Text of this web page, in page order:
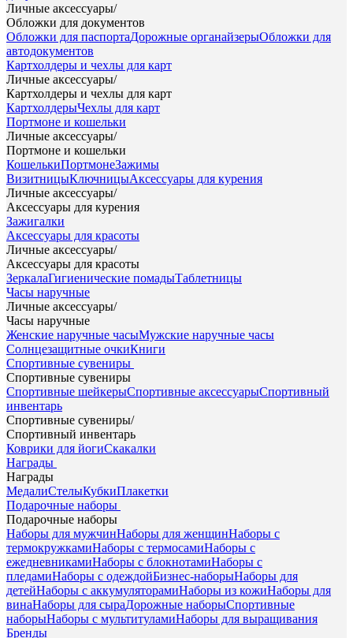
Личные аксессуары/
Обложки для документов
Обложки для паспортаДорожные органайзерыОбложки для
автодокументов
Картхолдеры и чехлы для карт
Личные аксессуары/
Картхолдеры и чехлы для карт
КартхолдерыЧехлы для карт
Портмоне и кошельки
Личные аксессуары/
Портмоне и кошельки
КошелькиПортмонеЗажимы
ВизитницыКлючницыАксессуары для курения
Личные аксессуары/
Аксессуары для курения
Зажигалки
Аксессуары для красоты
Личные аксессуары/
Аксессуары для красоты
ЗеркалаГигиенические помадыТаблетницы
Часы наручные
Личные аксессуары/
Часы наручные
Женские наручные часыМужские наручные часы
Солнцезащитные очкиКниги
Спортивные сувениры
Спортивные сувениры
Спортивные шейкерыСпортивные аксессуарыСпортивный
инвентарь
Спортивные сувениры/
Спортивный инвентарь
Коврики для йогиСкакалки
Награды
Награды
МедалиСтелыКубкиПлакетки
Подарочные наборы
Подарочные наборы
Наборы для мужчинНаборы для женщинНаборы с
термокружкамиНаборы с термосамиНаборы с
ежедневникамиНаборы с блокнотамиНаборы с
пледамиНаборы с одеждойБизнес-наборыНаборы для
детейНаборы с аккумуляторамиНаборы из кожиНаборы для
винаНаборы для сыраДорожные наборыСпортивные
наборыНаборы с мультитуламиНаборы для выращивания
Бренды